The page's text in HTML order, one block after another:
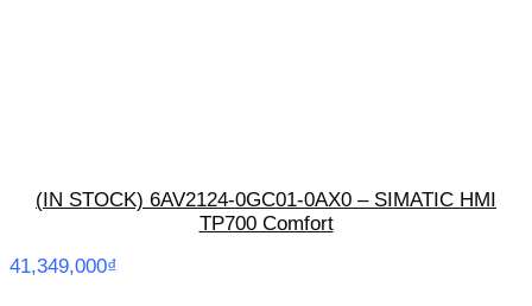
(IN STOCK) 6AV2124-0GC01-0AX0 – SIMATIC HMI
TP700 Comfort
41,349,000₫